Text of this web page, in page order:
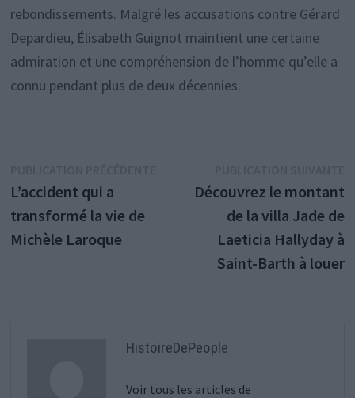
rebondissements. Malgré les accusations contre Gérard
Depardieu, Élisabeth Guignot maintient une certaine
admiration et une compréhension de l’homme qu’elle a
connu pendant plus de deux décennies.
de
l’article
précédente :
L’accident qui a
transformé la vie de
Michèle Laroque
Découvrez le montant
de la villa Jade de
Laeticia Hallyday à
Saint-Barth à louer
HistoireDePeople
Voir tous les articles de